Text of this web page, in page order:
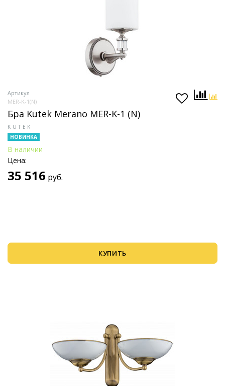
Артикул
MER-K-1(N)
Бра Kutek Merano MER-K-1 (N)
KUTEK
НОВИНКА
В наличии
Цена:
35 516 руб.
КУПИТЬ